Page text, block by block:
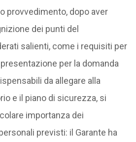
provvedimento, dopo aver
dei punti del
salienti, come i requisiti per
per la domanda
da allegare alla
e il piano di sicurezza, si
importanza dei
previsti: il Garante ha